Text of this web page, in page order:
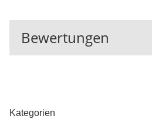
Bewertungen
Kategorien